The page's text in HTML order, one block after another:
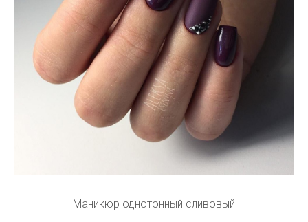
Маникюр однотонный сливовый